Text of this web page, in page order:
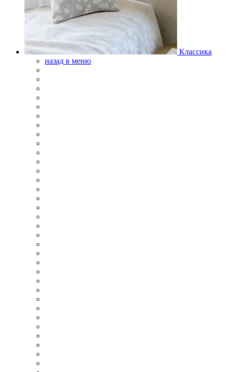
Классика
назад в меню